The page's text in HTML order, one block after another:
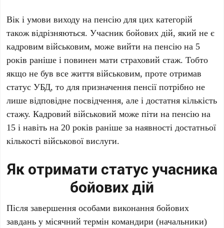
Вік і умови виходу на пенсію для цих категорій
також відрізняються. Учасник бойових дій, який не є
кадровим військовим, може вийти на пенсію на 5
років раніше і повинен мати страховий стаж. Тобто
якщо не був все життя військовим, проте отримав
статус УБД, то для призначення пенсії потрібно не
лише відповідне посвідчення, але і достатня кількість
стажу. Кадровий військовий може піти на пенсію на
15 і навіть на 20 років раніше за наявності достатньої
кількості військової вислуги.
Як отримати статус учасника
бойових дій
Після завершення особами виконання бойових
завдань у місячний термін командири (начальники)